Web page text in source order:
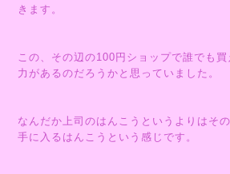
きます。
この、その辺の100円ショップで誰でも
力があるのだろうかと思っていました。
なんだか上司のはんこうというよりはそ
手に入るはんこうという感じです。